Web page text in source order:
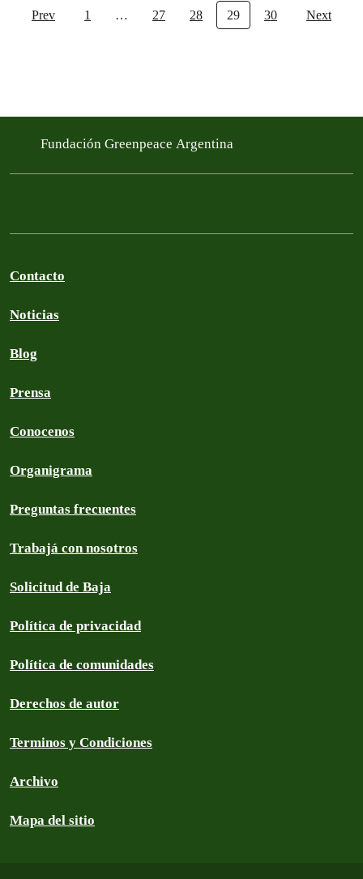
Prev 1 … 27 28 29 30 Next
Fundación Greenpeace Argentina
Contacto
Noticias
Blog
Prensa
Conocenos
Organigrama
Preguntas frecuentes
Trabajá con nosotros
Solicitud de Baja
Política de privacidad
Política de comunidades
Derechos de autor
Terminos y Condiciones
Archivo
Mapa del sitio